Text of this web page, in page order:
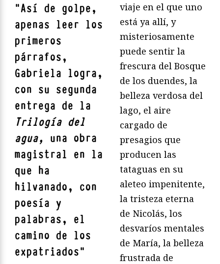
"Así de golpe,
apenas leer los
primeros
párrafos,
Gabriela logra,
con su segunda
entrega de la
Trilogía del
agua, una obra
magistral en la
que ha
hilvanado, con
poesía y
palabras, el
camino de los
expatriados"
viaje en el que uno
está ya allí, y
misteriosamente
puede sentir la
frescura del Bosque
de los duendes, la
belleza verdosa del
lago, el aire
cargado de
presagios que
producen las
tataguas en su
aleteo impenitente,
la tristeza eterna
de Nicolás, los
desvaríos mentales
de María, la belleza
frustrada de